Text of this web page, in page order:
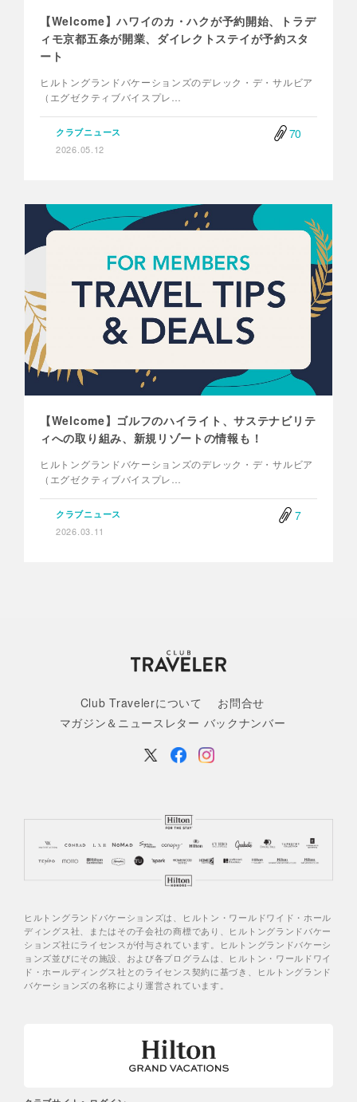
【Welcome】ハワイのカ・ハクが予約開始、トラデ
ィモ京都五条が開業、ダイレクトステイが予約スタ
ート
ヒルトングランドバケーションズのデレック・デ・サルビア
（エグゼクティブバイスプレ…
クラブニュース
2026.05.12
70
【Welcome】ゴルフのハイライト、サステナビリテ
ィへの取り組み、新規リゾートの情報も！
ヒルトングランドバケーションズのデレック・デ・サルビア
（エグゼクティブバイスプレ…
クラブニュース
2026.03.11
7
Club Travelerについて
お問合せ
マガジン＆ニュースレター バックナンバー
ヒルトングランドバケーションズは、ヒルトン・ワールドワイド・ホール
ディングス社、またはその子会社の商標であり、ヒルトングランドバケー
ションズ社にライセンスが付与されています。ヒルトングランドバケーシ
ョンズ並びにその施設、および各プログラムは、ヒルトン・ワールドワイ
ド・ホールディングス社とのライセンス契約に基づき、ヒルトングランド
バケーションズの名称により運営されています。